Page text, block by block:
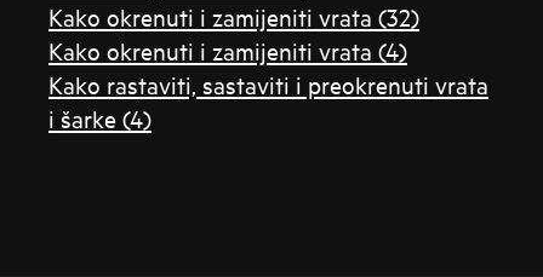
Kako okrenuti i zamijeniti vrata (32)
Kako okrenuti i zamijeniti vrata (4)
Kako rastaviti, sastaviti i preokrenuti vrata
i šarke (4)